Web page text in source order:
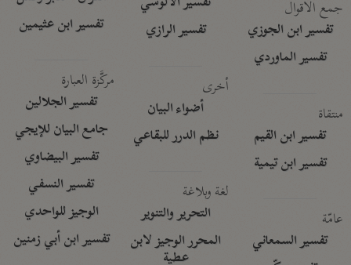
جمع الأقوال
تفسير ابن الجوزي
تفسير الماوردي
منتقاة
تفسير ابن القيم
تفسير ابن تيمية
عامّة
تفسير السمعاني
تفسير الرازي
أخرى
أضواء البيان
نظم الدرر للبقاعي
لغة وبلاغة
التحرير والتنوير
المحرر الوجيز لابن
عطية
تفسير ابن عثيمين
مركَّزة العبارة
تفسير الجلالين
جامع البيان للإيجي
تفسير البيضاوي
تفسير النسفي
الوجيز للواحدي
تفسير ابن أبي زمنين